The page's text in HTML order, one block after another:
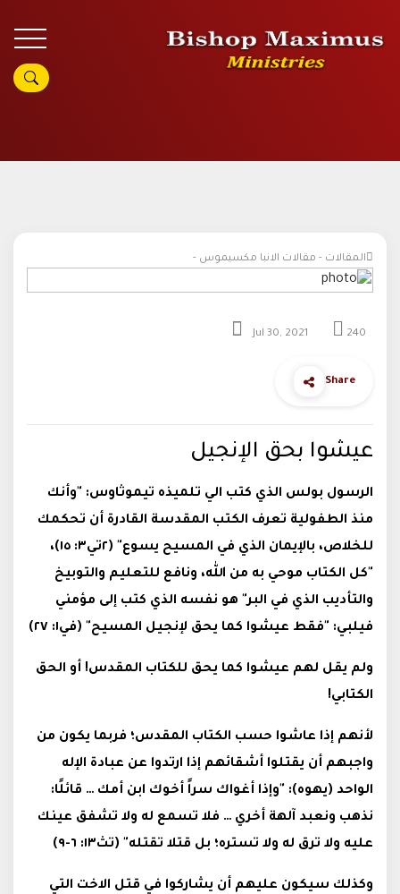
المقالات - مقالات الانبا مكسيموس -
Jul 30, 2021 240
Share
عيشوا بحق الإنجيل
الرسول بولس الذي كتب الي تلميذه تيموثاوس: "وأنك
منذ الطفولية تعرف الكتب المقدسة القادرة أن تحكمك
للخلاص، بالإيمان الذي في المسيح يسوع" (٢تي٣: ١٥)،
"كل الكتاب موحي به من الله، ونافع للتعليم والتوبيخ
والتأديب الذي في البر" هو نفسه الذي كتب إلى مؤمني
فيلبي: "فقط عيشوا كما يحق لإنجيل المسيح" (في١: ٢٧)
ولم يقل لهم عيشوا كما يحق للكتاب المقدس! أو الحق
الكتابي!
لأنهم إذا عاشوا حسب الكتاب المقدس؛ فربما يكون من
واجبهم أن يقتلوا أشقائهم إذا ارتدوا عن عبادة الإله
الواحد (يهوه): "وإذا أغواك سراً أخوك ابن أمك … قائلًا:
نذهب ونعبد آلهة أخري … فلا تسمع له ولا تشفق عينك
عليه ولا ترق له ولا تستره؛ بل قتلا تقتله" (تث١٣: ٦-٩)
وكذلك سيكون عليهم أن يشاركوا في قتل الاخت التي